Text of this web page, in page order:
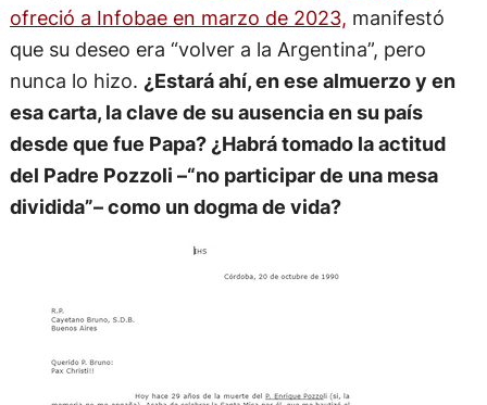
ofreció a Infobae en marzo de 2023, manifestó
que su deseo era “volver a la Argentina”, pero
nunca lo hizo. ¿Estará ahí, en ese almuerzo y en
esa carta, la clave de su ausencia en su país
desde que fue Papa? ¿Habrá tomado la actitud
del Padre Pozzoli –“no participar de una mesa
dividida”– como un dogma de vida?